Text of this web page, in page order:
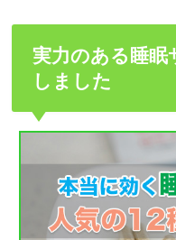
実力のある睡眠
しました